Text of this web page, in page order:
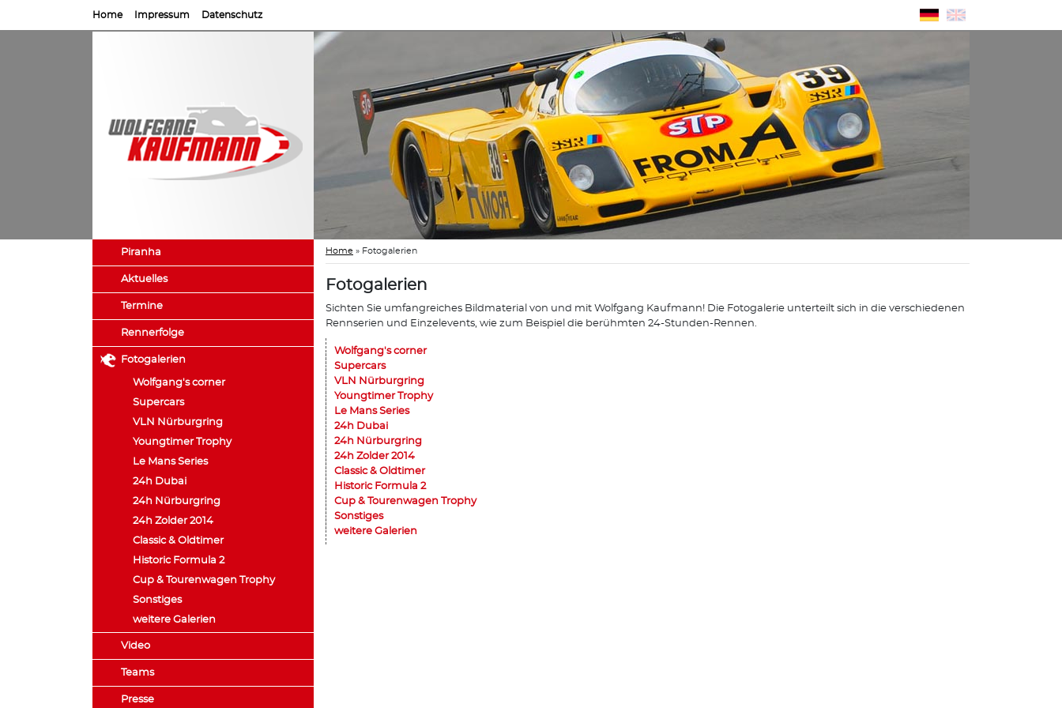
Home Impressum Datenschutz
Piranha
Aktuelles
Termine
Rennerfolge
Fotogalerien
Wolfgang's corner
Supercars
VLN Nürburgring
Youngtimer Trophy
Le Mans Series
24h Dubai
24h Nürburgring
24h Zolder 2014
Classic & Oldtimer
Historic Formula 2
Cup & Tourenwagen Trophy
Sonstiges
weitere Galerien
Video
Teams
Presse
Home » Fotogalerien
Fotogalerien
Sichten Sie umfangreiches Bildmaterial von und mit Wolfgang Kaufmann! Die Fotogalerie unterteilt sich in die verschiedenen
Rennserien und Einzelevents, wie zum Beispiel die berühmten 24-Stunden-Rennen.
Wolfgang's corner
Supercars
VLN Nürburgring
Youngtimer Trophy
Le Mans Series
24h Dubai
24h Nürburgring
24h Zolder 2014
Classic & Oldtimer
Historic Formula 2
Cup & Tourenwagen Trophy
Sonstiges
weitere Galerien